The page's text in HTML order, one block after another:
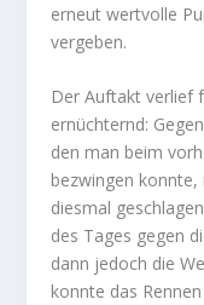
erneut wertvolle
vergeben.
Der Auftakt verlief
ernüchternd:
den man beim
bezwingen
diesmal
des Tages gegen
dann jedoch die
konnte das